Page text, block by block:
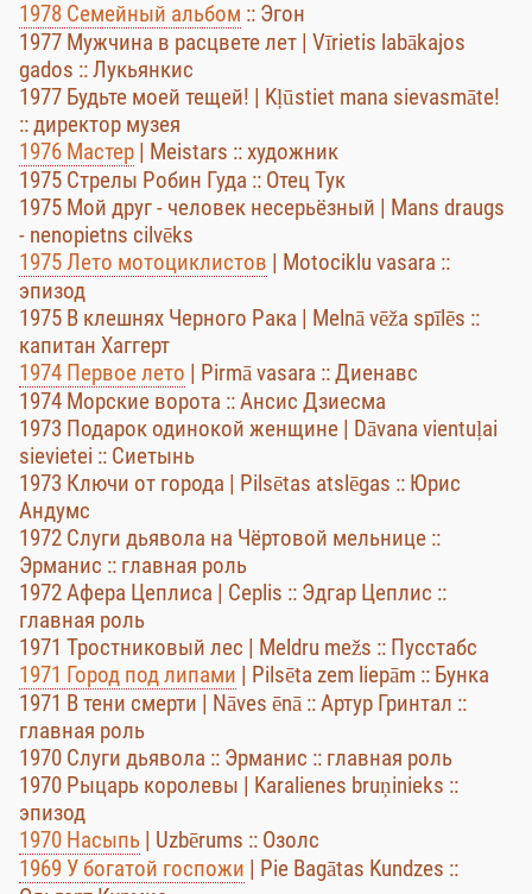
1978 Семейный альбом :: Эгон
1977 Мужчина в расцвете лет | Vīrietis labākajos
gados :: Лукьянкис
1977 Будьте моей тещей! | Kļūstiet mana sievasmāte!
:: директор музея
1976 Мастер | Meistars :: художник
1975 Стрелы Робин Гуда :: Отец Тук
1975 Мой друг - человек несерьёзный | Mans draugs
- nenopietns cilvēks
1975 Лето мотоциклистов | Motociklu vasara ::
эпизод
1975 В клешнях Черного Рака | Melnā vēža spīlēs ::
капитан Хаггерт
1974 Первое лето | Pirmā vasara :: Диенавс
1974 Морские ворота :: Ансис Дзиесма
1973 Подарок одинокой женщине | Dāvana vientuļai
sievietei :: Сиетынь
1973 Ключи от города | Pilsētas atslēgas :: Юрис
Андумс
1972 Слуги дьявола на Чёртовой мельнице ::
Эрманис :: главная роль
1972 Афера Цеплиса | Ceplis :: Эдгар Цеплис ::
главная роль
1971 Тростниковый лес | Meldru mežs :: Пусстабс
1971 Город под липами | Pilsēta zem liepām :: Бунка
1971 В тени смерти | Nāves ēnā :: Артур Гринтал ::
главная роль
1970 Слуги дьявола :: Эрманис :: главная роль
1970 Рыцарь королевы | Karalienes bruņinieks ::
эпизод
1970 Насыпь | Uzbērums :: Озолс
1969 У богатой госпожи | Pie Bagātas Kundzes ::